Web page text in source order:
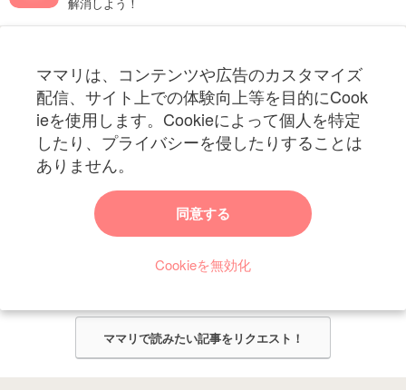
ママリは、コンテンツや広告のカスタマイズ
配信、サイト上での体験向上等を目的にCook
ieを使用します。Cookieによって個人を特定
したり、プライバシーを侵したりすることは
ありません。
同意する
Cookieを無効化
妊娠〜子育て中のお役立ち情報を配信中
ママリからのお知らせ
今ママリで読みたい記事は何ですか？
ママリ編集部がみなさんのご意見をもとに記事を作成させていただきま
ママリで読みたい記事をリクエスト！